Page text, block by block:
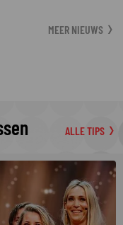
MEER NIEUWS
ALLE TIPS